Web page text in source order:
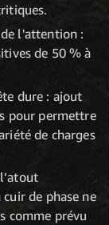
l'attention :
de 50 % à
dure : ajout
pour permettre
de charges
de phase ne
comme prévu